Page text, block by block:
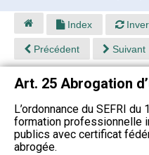
Index
Précédent Suivant
Art. 25 Abrogation
L’ordonnance du SEFRI
formation professionnelle
publics avec certificat
abrogée.